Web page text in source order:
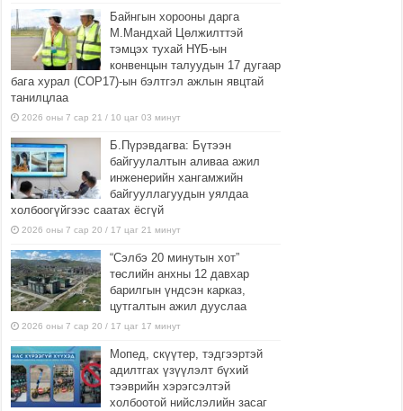
Байнгын хорооны дарга
М.Мандхай Цөлжилттэй
тэмцэх тухай НҮБ-ын
конвенцын талуудын 17 дугаар
бага хурал (СОР17)-ын бэлтгэл ажлын явцтай
танилцлаа
2026 оны 7 сар 21 / 10 цаг 03 минут
Б.Пүрэвдагва: Бүтээн
байгуулалтын аливаа ажил
инженерийн хангамжийн
байгууллагуудын уялдаа
холбоогүйгээс саатах ёсгүй
2026 оны 7 сар 20 / 17 цаг 21 минут
“Сэлбэ 20 минутын хот”
төслийн анхны 12 давхар
барилгын үндсэн карказ,
цутгалтын ажил дууслаа
2026 оны 7 сар 20 / 17 цаг 17 минут
Мопед, скүүтер, тэдгээртэй
адилтгах үзүүлэлт бүхий
тээврийн хэрэгсэлтэй
холбоотой нийслэлийн засаг